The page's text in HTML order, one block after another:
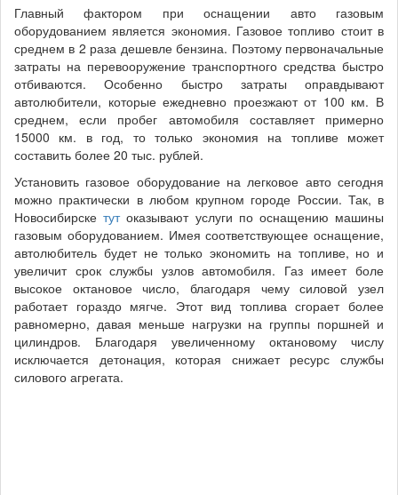
Главный фактором при оснащении авто газовым
оборудованием является экономия. Газовое топливо стоит в
среднем в 2 раза дешевле бензина. Поэтому первоначальные
затраты на перевооружение транспортного средства быстро
отбиваются. Особенно быстро затраты оправдывают
автолюбители, которые ежедневно проезжают от 100 км. В
среднем, если пробег автомобиля составляет примерно
15000 км. в год, то только экономия на топливе может
составить более 20 тыс. рублей.
Установить газовое оборудование на легковое авто сегодня
можно практически в любом крупном городе России. Так, в
Новосибирскетутоказывают услуги по оснащению машины
газовым оборудованием. Имея соответствующее оснащение,
автолюбитель будет не только экономить на топливе, но и
увеличит срок службы узлов автомобиля. Газ имеет боле
высокое октановое число, благодаря чему силовой узел
работает гораздо мягче. Этот вид топлива сгорает более
равномерно, давая меньше нагрузки на группы поршней и
цилиндров. Благодаря увеличенному октановому числу
исключается детонация, которая снижает ресурс службы
силового агрегата.